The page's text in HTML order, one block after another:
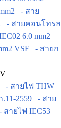
- สาย
- สายคอนโทรล
6.0 mm2
VSF
- สายก
- สายไฟ THW
2559
- สาย
- สายไฟ IEC53